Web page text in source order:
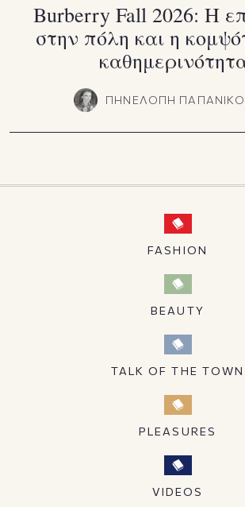
Burberry Fall 2026: Η
στην πόλη και η
ΠΗΝΕΛΟΠΗ
FASHION
BEAUTY
TALK OF THE TOWN
PLEASURES
VIDEOS